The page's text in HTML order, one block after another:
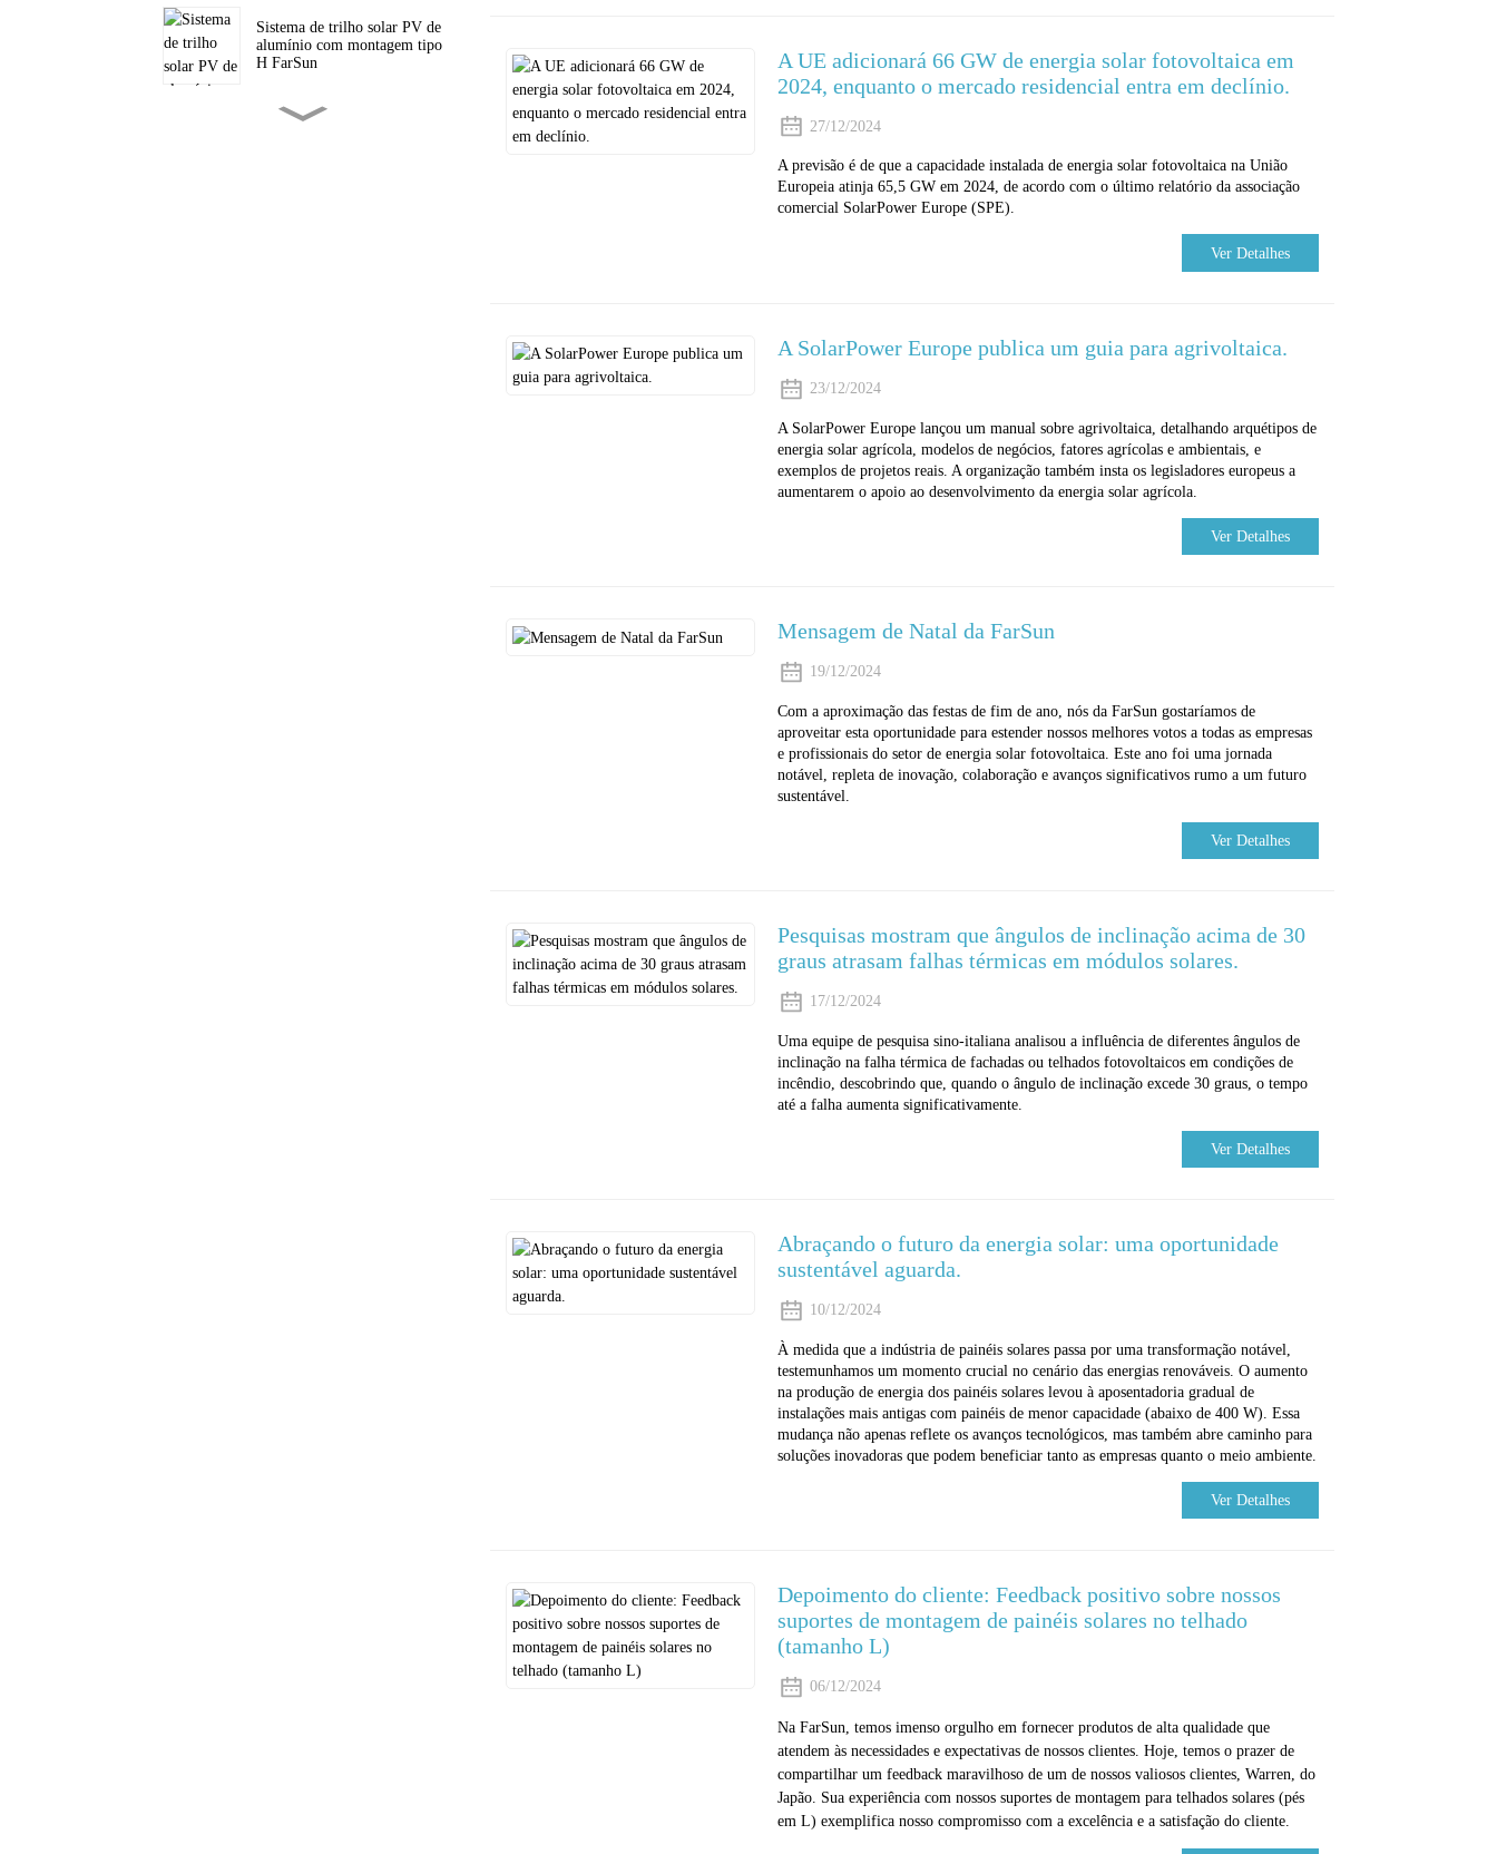
Sistema de trilho solar PV de
alumínio com montagem tipo
H FarSun
Suporte tripé solar triangular
A UE adicionará 66 GW de energia solar fotovoltaica em
2024, enquanto o mercado residencial entra em declínio.
27/12/2024
A previsão é de que a capacidade instalada de energia solar fotovoltaica na União
Europeia atinja 65,5 GW em 2024, de acordo com o último relatório da associação
comercial SolarPower Europe (SPE).
Ver Detalhes
A SolarPower Europe publica um guia para agrivoltaica.
23/12/2024
A SolarPower Europe lançou um manual sobre agrivoltaica, detalhando arquétipos de
energia solar agrícola, modelos de negócios, fatores agrícolas e ambientais, e
exemplos de projetos reais. A organização também insta os legisladores europeus a
aumentarem o apoio ao desenvolvimento da energia solar agrícola.
Ver Detalhes
Mensagem de Natal da FarSun
19/12/2024
Com a aproximação das festas de fim de ano, nós da FarSun gostaríamos de
aproveitar esta oportunidade para estender nossos melhores votos a todas as empresas
e profissionais do setor de energia solar fotovoltaica. Este ano foi uma jornada
notável, repleta de inovação, colaboração e avanços significativos rumo a um futuro
sustentável.
Ver Detalhes
Pesquisas mostram que ângulos de inclinação acima de 30
graus atrasam falhas térmicas em módulos solares.
17/12/2024
Uma equipe de pesquisa sino-italiana analisou a influência de diferentes ângulos de
inclinação na falha térmica de fachadas ou telhados fotovoltaicos em condições de
incêndio, descobrindo que, quando o ângulo de inclinação excede 30 graus, o tempo
até a falha aumenta significativamente.
Ver Detalhes
Abraçando o futuro da energia solar: uma oportunidade
sustentável aguarda.
10/12/2024
À medida que a indústria de painéis solares passa por uma transformação notável,
testemunhamos um momento crucial no cenário das energias renováveis. O aumento
na produção de energia dos painéis solares levou à aposentadoria gradual de
instalações mais antigas com painéis de menor capacidade (abaixo de 400 W). Essa
mudança não apenas reflete os avanços tecnológicos, mas também abre caminho para
soluções inovadoras que podem beneficiar tanto as empresas quanto o meio ambiente.
Ver Detalhes
Depoimento do cliente: Feedback positivo sobre nossos
suportes de montagem de painéis solares no telhado
(tamanho L)
06/12/2024
Na FarSun, temos imenso orgulho em fornecer produtos de alta qualidade que
atendem às necessidades e expectativas de nossos clientes. Hoje, temos o prazer de
compartilhar um feedback maravilhoso de um de nossos valiosos clientes, Warren, do
Japão. Sua experiência com nossos suportes de montagem para telhados solares (pés
em L) exemplifica nosso compromisso com a excelência e a satisfação do cliente.